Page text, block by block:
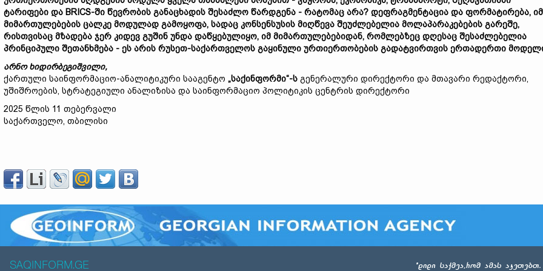
ტარიფები და BRICS-ში წევრობის განაცხადის შესაძლო წარდგენა - რატომაც არა? დეფრაგმენტაცია და ფორმატირება, იმ
მიმართულებების ცალკე მოდულად გამოყოფა, სადაც კონსენსუსის მიღწევა შეუძლებელია მოლაპარაკებების გარეშე,
რისთვისაც მზადება ჯერ კიდევ გუშინ უნდა დაწყებულიყო, იმ მიმართულებებიდან, რომლებზეც დღესაც შესაძლებელია
პრინციპული შეთანხმება - ეს არის რუსეთ-საქართველოს გაყინული ურთიერთობების გადატვირთვის ერთადერთი მ
არნო ხიდირბეგიშვილი,
ქართული საინფორმაციო-ანალიტიკური სააგენტო „საქინფორმი“-ს გენერალური დირექტორი და მთავარი რედაქტორი,
უშიშროების, სტრატეგიული ანალიზისა და საინფორმაციო პოლიტიკის ცენტრის დირექტორი
2025 წლის 11 თებერვალი
საქართველო, თბილისი
SAQINFORM.GE